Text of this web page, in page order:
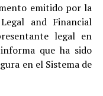
emitido por la
and Financial
legal en
que ha sido
en el Sistema de